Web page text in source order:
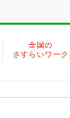
全国の
さすらいワーク